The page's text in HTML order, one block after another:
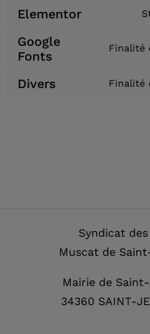
Elementor
Google
Fonts
Finalité
Divers Finalité
Syndicat
Muscat de
Mairie de
34360 SAINT-